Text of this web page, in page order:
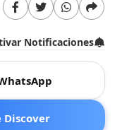
Notificaciones
Discover